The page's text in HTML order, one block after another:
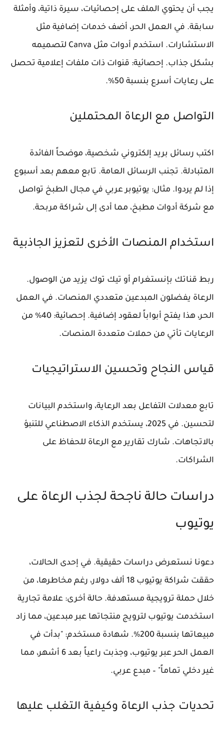
يجب أن يحتوي الملف على إحصائيات، سيرة ذاتية، وأمثلة
سابقة. في العمل الحر، أضف خدمات إضافية مثل
الاستشارات. استخدم أدوات مثل Canva لتصميمه
بشكل جذاب. إحصائية: قنوات ذات ملفات إعلامية تحصل
على رعايات أسرع بنسبة 50%.
التواصل مع الرعاة المحتملين
اكتب رسائل بريد إلكتروني شخصية، موضحاً الفائدة
المتبادلة. تجنب الرسائل العامة. تابع معهم بعد أسبوع
إذا لم يردوا. مثال: يوتيوبر عربي في مجال الطبخ تواصل
مع شركة أدوات مطبخ، مما أدى إلى شراكة مربحة.
استخدام المنصات الأخرى لتعزيز الجاذبية
ربط قناتك بإنستغرام أو تيك توك يزيد من الوصول.
الرعاة يفضلون المبدعين متعددي المنصات. في العمل
الحر، هذا يفتح أبواباً لعقود إضافية. إحصائية: 40% من
الرعايات تأتي من حملات متعددة المنصات.
قياس النجاح وتحسين الاستراتيجيات
تابع معدلات التفاعل بعد الرعاية، واستخدم البيانات
لتحسين. في 2025، يستخدم الذكاء الاصطناعي للتنبؤ
بالاتجاهات. شارك تقارير مع الرعاة للحفاظ على
الشراكات.
دراسات حالة ناجحة لجذب الرعاة على
يوتيوب
دعونا نستعرض دراسات حقيقية. في إحدى الحالات،
حققت شراكة يوتيوب 18 ألف دولار، رغم مخاطرها، من
خلال حملة ترويجية مستهدفة. حالة أخرى: علامة تجارية
استخدمت يوتيوب لترويج منتجاتها عبر مبدعين، مما زاد
مبيعاتها بنسبة 200%. شهادة مستخدم: "بدأت في
العمل الحر عبر يوتيوب، وجذبت راعياً بعد 6 أشهر، مما
غير دخلي تماماً" – مبدع عربي.
تحديات جذب الرعاة وكيفية التغلب عليها